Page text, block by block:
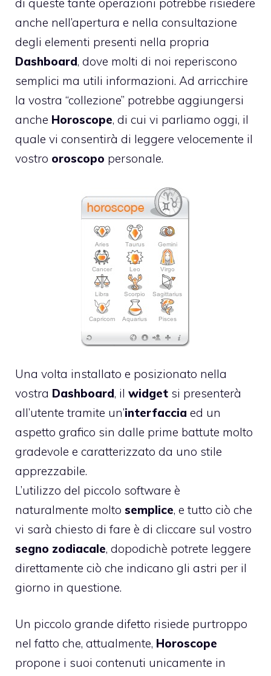
di queste tante operazioni potrebbe risiedere
anche nell’apertura e nella consultazione
degli elementi presenti nella propria
Dashboard, dove molti di noi reperiscono
semplici ma utili informazioni. Ad arricchire
la vostra “collezione” potrebbe aggiungersi
anche Horoscope, di cui vi parliamo oggi, il
quale vi consentirà di leggere velocemente il
vostro oroscopo personale.
Una volta installato e posizionato nella
vostra Dashboard, il widget si presenterà
all’utente tramite un’interfaccia ed un
aspetto grafico sin dalle prime battute molto
gradevole e caratterizzato da uno stile
apprezzabile.
L’utilizzo del piccolo software è
naturalmente molto semplice, e tutto ciò che
vi sarà chiesto di fare è di cliccare sul vostro
segno zodiacale, dopodichè potrete leggere
direttamente ciò che indicano gli astri per il
giorno in questione.
Un piccolo grande difetto risiede purtroppo
nel fatto che, attualmente, Horoscope
propone i suoi contenuti unicamente in